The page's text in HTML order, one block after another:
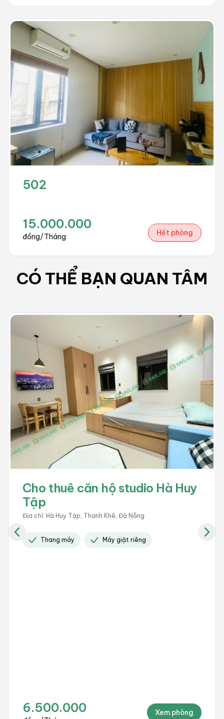
502
15.000.000
đồng/Tháng Hết phòng
CÓ THỂ BẠN QUAN TÂM
Cho thuê căn hộ studio Nghiêm
Xuân Yêm
10.000.000 Xem phòng